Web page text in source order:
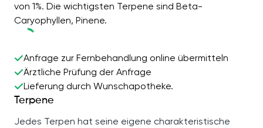
von 1%. Die wichtigsten Terpene sind Beta-
Caryophyllen, Pinene.
Anfrage zur Fernbehandlung online übermitteln
Ärztliche Prüfung der Anfrage
Lieferung durch Wunschapotheke.
Terpene
Jedes Terpen hat seine eigene charakteristische